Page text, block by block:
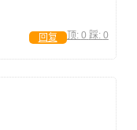
顶: 0 踩: 0
回复